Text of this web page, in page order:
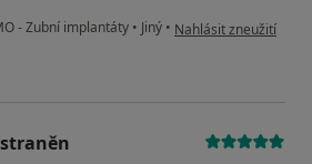
- Zubní implantáty • Jiný • podle názoru
Nahlásit zneužití